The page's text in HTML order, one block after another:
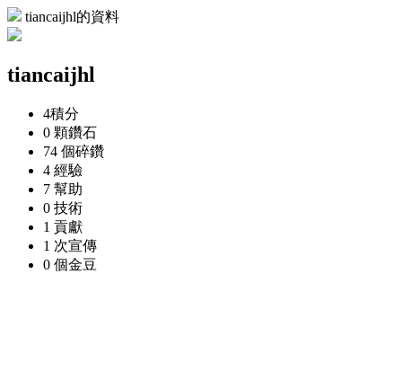
tiancaijhl的資料
tiancaijhl
4積分
0 顆鑽石
74 個碎鑽
4 經驗
7 幫助
0 技術
1 貢獻
1 次宣傳
0 個金豆